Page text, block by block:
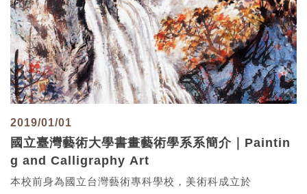
學術性、專業性、開創性、世界性、國際化方向繼
續努力。
2019/01/01
國立臺灣藝術大學書畫藝術學系系簡介｜Paintin
g and Calligraphy Art
本校前身為國立台灣藝術專科學校，美術科成立於